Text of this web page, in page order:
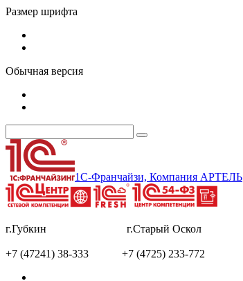
Размер шрифта
Обычная версия
1С-Франчайзи, Компания АРТЕЛЬ
г.Губкин г.Старый Оскол
+7 (47241) 38-333 +7 (4725) 233-772